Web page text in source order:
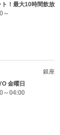
！最大10時間飲放
～
銀座
金曜日
～04:00